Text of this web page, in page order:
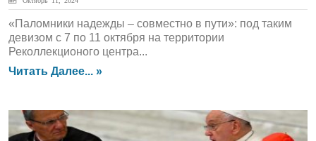
«Паломники надежды – совместно в пути»: под таким
девизом с 7 по 11 октября на территории
Реколлекционого центра...
Читать Далее... »
ГЛАВНАЯ